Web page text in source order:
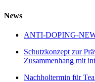
News
ANTI-DOPING-
Schutzkonzept zur
Zusammenhang mit
Nachholtermin für